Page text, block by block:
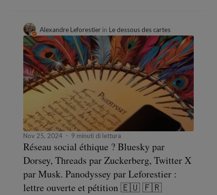
Alexandre Leforestier in Le dessous des cartes
Nov 25, 2024 9 minuti di lettura
Réseau social éthique ? Bluesky par
Dorsey, Threads par Zuckerberg, Twitter X
par Musk. Panodyssey par Leforestier :
lettre ouverte et pétition 🇪🇺 🇫🇷